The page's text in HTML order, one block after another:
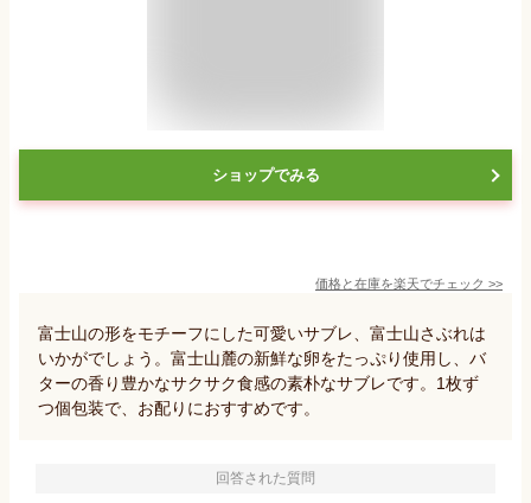
ショップでみる
価格と在庫を楽天でチェック >>
富士山の形をモチーフにした可愛いサブレ、富士山さぶれは
いかがでしょう。富士山麓の新鮮な卵をたっぷり使用し、バ
ターの香り豊かなサクサク食感の素朴なサブレです。1枚ず
つ個包装で、お配りにおすすめです。
回答された質問